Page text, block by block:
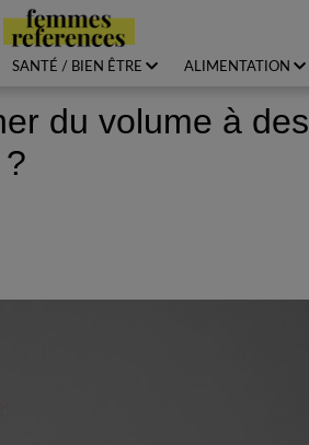
SANTÉ / BIEN ÊTRE ALIMENTATION
du volume à des